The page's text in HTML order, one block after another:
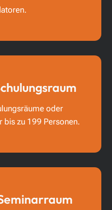
oder
bis zu 199 Personen.